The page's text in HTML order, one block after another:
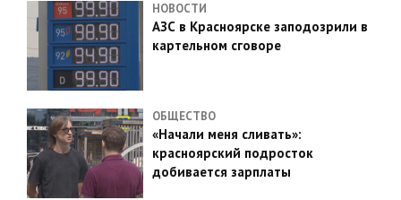
НОВОСТИ
АЗС в Красноярске заподозрили в
картельном сговоре
ОБЩЕСТВО
«Начали меня сливать»:
красноярский подросток
добивается зарплаты